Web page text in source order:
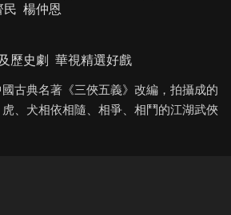
民 楊仲恩
歷史劇 華視精選好戲
國古典名著《三俠五義》改編，拍攝成的
、犬相依相隨、相爭、相鬥的江湖武俠